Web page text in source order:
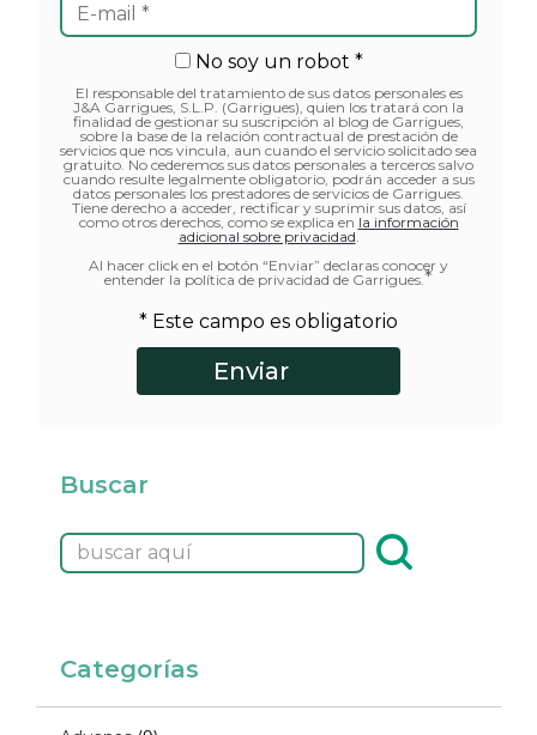
No soy un robot *
El responsable del tratamiento de sus datos personales es
J&A Garrigues, S.L.P. (Garrigues), quien los tratará con la
finalidad de gestionar su suscripción al blog de Garrigues,
sobre la base de la relación contractual de prestación de
servicios que nos vincula, aun cuando el servicio solicitado sea
gratuito. No cederemos sus datos personales a terceros salvo
cuando resulte legalmente obligatorio, podrán acceder a sus
datos personales los prestadores de servicios de Garrigues.
Tiene derecho a acceder, rectificar y suprimir sus datos, así
como otros derechos, como se explica en la información
adicional sobre privacidad.
Al hacer click en el botón “Enviar” declaras conocer y
entender la política de privacidad de Garrigues. *
* Este campo es obligatorio
Buscar
Categorías